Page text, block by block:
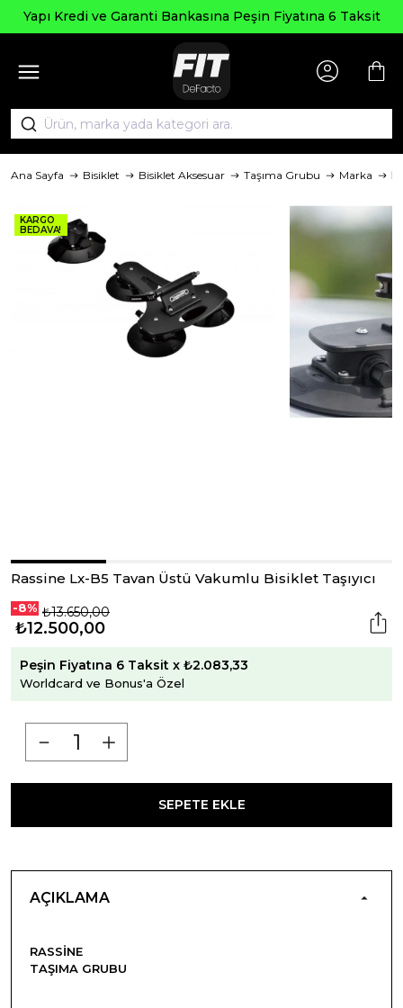
Yapı Kredi ve Garanti Bankasına Peşin Fiyatına 6 Taksit
Ana Sayfa Bisiklet Bisiklet Aksesuar Taşıma Grubu Marka
KARGO
BEDAVA!
Rassine Lx-B5 Tavan Üstü Vakumlu Bisiklet Taşıyıcı
-8% ₺13.650,00
₺12.500,00
Peşin Fiyatına 6 Taksit x ₺2.083,33
Worldcard ve Bonus'a Özel
SEPETE EKLE
AÇIKLAMA
RASSINE
TAŞIMA GRUBU